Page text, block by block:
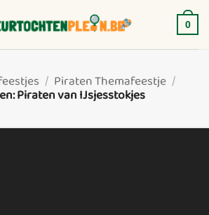
0
/ Piraten Themafeestje /
Piraten van IJsjesstokjes